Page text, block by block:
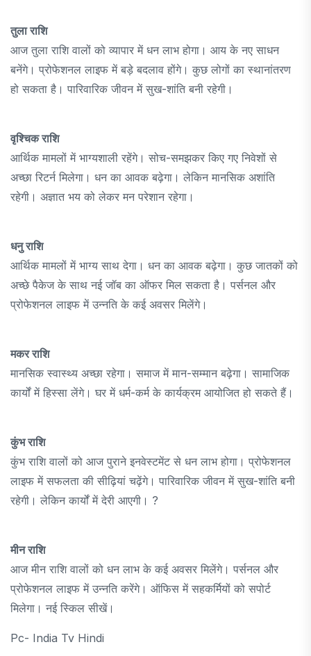
तुला राशि
आज तुला राशि वालों को व्यापार में धन लाभ होगा। आय के नए साधन
बनेंगे। प्रोफेशनल लाइफ में बड़े बदलाव होंगे। कुछ लोगों का स्थानांतरण
हो सकता है। पारिवारिक जीवन में सुख-शांति बनी रहेगी।
वृश्चिक राशि
आर्थिक मामलों में भाग्यशाली रहेंगे। सोच-समझकर किए गए निवेशों से
अच्छा रिटर्न मिलेगा। धन का आवक बढ़ेगा। लेकिन मानसिक अशांति
रहेगी। अज्ञात भय को लेकर मन परेशान रहेगा।
धनु राशि
आर्थिक मामलों में भाग्य साथ देगा। धन का आवक बढ़ेगा। कुछ जातकों को
अच्छे पैकेज के साथ नई जॉब का ऑफर मिल सकता है। पर्सनल और
प्रोफेशनल लाइफ में उन्नति के कई अवसर मिलेंगे।
मकर राशि
मानसिक स्वास्थ्य अच्छा रहेगा। समाज में मान-सम्मान बढ़ेगा। सामाजिक
कार्यों में हिस्सा लेंगे। घर में धर्म-कर्म के कार्यक्रम आयोजित हो सकते हैं।
कुंभ राशि
कुंभ राशि वालों को आज पुराने इनवेस्टमेंट से धन लाभ होगा। प्रोफेशनल
लाइफ में सफलता की सीढ़ियां चढ़ेंगे। पारिवारिक जीवन में सुख-शांति बनी
रहेगी। लेकिन कार्यों में देरी आएगी। ?
मीन राशि
आज मीन राशि वालों को धन लाभ के कई अवसर मिलेंगे। पर्सनल और
प्रोफेशनल लाइफ में उन्नति करेंगे। ऑफिस में सहकर्मियों को सपोर्ट
मिलेगा। नई स्किल सीखें।
Pc- India Tv Hindi